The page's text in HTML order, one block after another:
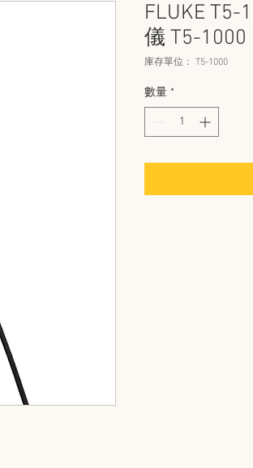
FLUKE T5-
儀 T5-1000
庫存單位： T5-1000
數量 *